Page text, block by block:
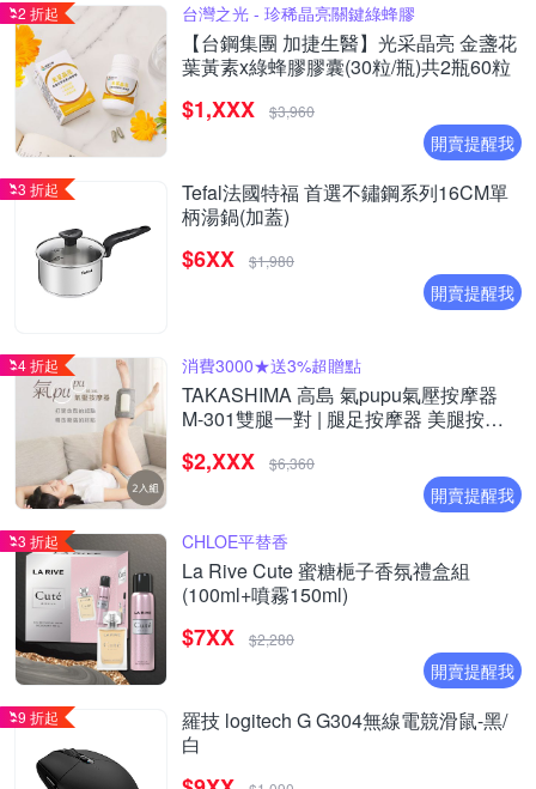
2 折起 台灣之光 - 珍稀晶亮關鍵綠蜂膠
【台鋼集團 加捷生醫】光采晶亮 金盞花
葉黃素x綠蜂膠膠囊(30粒/瓶)共2瓶60粒
$1,XXX $3,960
開賣提醒我
3 折起
Tefal法國特福 首選不鏽鋼系列16CM單
柄湯鍋(加蓋)
$6XX $1,980
開賣提醒我
4 折起 消費3000★送3%超贈點
TAKASHIMA 高島 氣pupu氣壓按摩器
M-301雙腿一對 | 腿足按摩器 美腿按摩
$2,XXX $6,360
開賣提醒我
3 折起 CHLOE平替香
La Rive Cute 蜜糖梔子香氛禮盒組
(100ml+噴霧150ml)
$7XX $2,280
開賣提醒我
9 折起
羅技 logitech G G304無線電競滑鼠-黑/
白